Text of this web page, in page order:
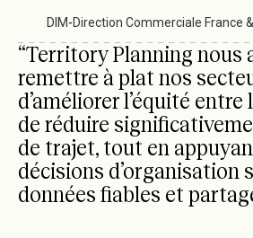
DIM-Direction Commerciale France
“Territory Planning nous
remettre à plat nos
d’améliorer l’équité
de réduire
de trajet, tout en
décisions d’organisation
données fiables et